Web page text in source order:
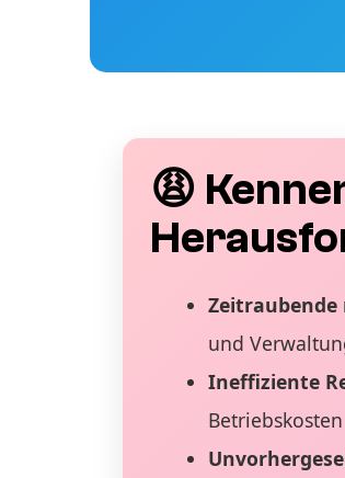
😩
Zeitraubende
und
Ineffiziente
Betriebskosten